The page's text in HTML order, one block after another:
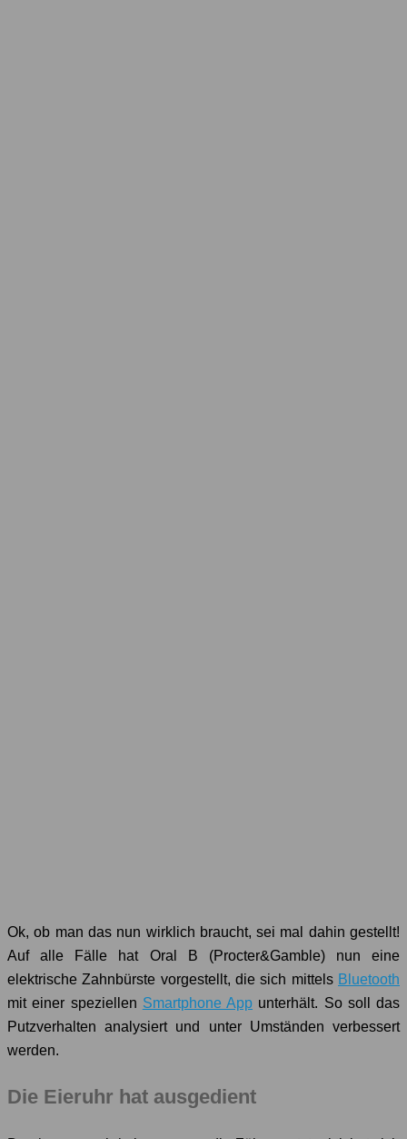
Ok, ob man das nun wirklich braucht, sei mal dahin gestellt!
Auf alle Fälle hat Oral B (Procter&Gamble) nun eine
elektrische Zahnbürste vorgestellt, die sich mittels Bluetooth
mit einer speziellen Smartphone App unterhält. So soll das
Putzverhalten analysiert und unter Umständen verbessert
werden.
Die Eieruhr hat ausgedient